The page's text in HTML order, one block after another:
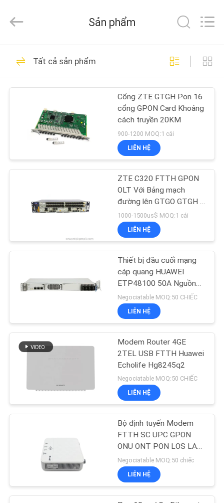
TRANG
CHỦ
PHẨM
VỀ
QUAN
MÁY
SOÁT
CHẤT
LIÊN
HỆ
YÊU
LIMITED.
Reserved.
GPON ONU ONT
419
Huawei GPON ONU
143
WiFi GPON ONU
Wifi epon onu
32
11
Sản phẩm
Tất cả sản phẩm
Cổng ZTE GTGH Pon 16
cổng GPON Card Khoảng
cách truyền 20KM
900-1200 MOQ:1 cái
LIÊN HỆ
ZTE C320 FTTH GPON
OLT Với Bảng mạch
đường lên GTGO GTGH 8
16 cổng OLT
1000-1500us$ MOQ:1 cái
LIÊN HỆ
Thiết bị đầu cuối mạng
cáp quang HUAWEI
ETP48100 50A Nguồn
điện 100A
Negociatable MOQ:50 CHIẾC
LIÊN HỆ
Modem Router 4GE
2TEL USB FTTH Huawei
Echolife Hg8245q2
Negociatable MOQ:50 CHIẾC
LIÊN HỆ
Bộ định tuyến Modem
FTTH SC UPC GPON
ONU ONT PON LOS LAN
WLAN GPON
Negociatable MOQ:50 chiếc
LIÊN HỆ